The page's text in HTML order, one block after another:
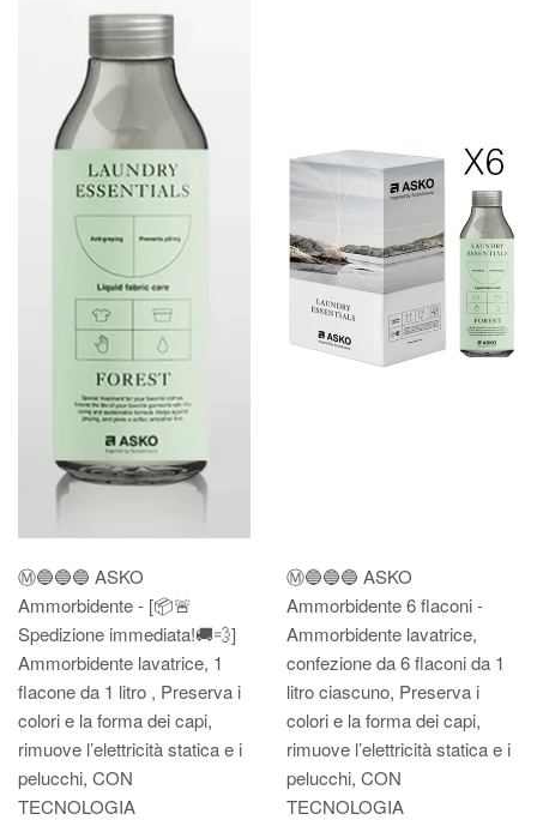
Ⓜ️🔵🔵🔵 ASKO
Ammorbidente - [📦🚨
Spedizione immediata!🚚💨]
Ammorbidente lavatrice, 1
flacone da 1 litro , Preserva i
colori e la forma dei capi,
rimuove l’elettricità statica e i
pelucchi, CON
TECNOLOGIA
Ⓜ️🔵🔵🔵 ASKO
Ammorbidente 6 flaconi -
Ammorbidente lavatrice,
confezione da 6 flaconi da 1
litro ciascuno, Preserva i
colori e la forma dei capi,
rimuove l’elettricità statica e i
pelucchi, CON
TECNOLOGIA